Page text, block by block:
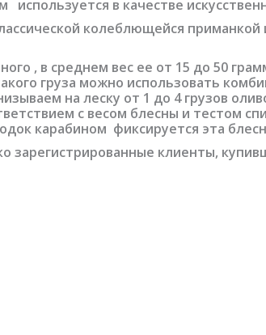
используется в качестве
колеблющейся
, в среднем вес ее от 15 до 50
груза можно использовать
на леску от 1 до 4 грузов
с весом блесны и тестом
карабином фиксируется эта
зарегистрированные клиенты,